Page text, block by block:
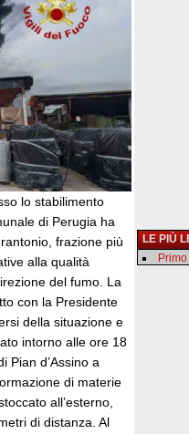
lo stabilimento
di Perugia ha
frazione più
alla qualità
del fumo. La
con la Presidente
della situazione e
intorno alle ore 18
Pian d’Assino a
di materie
all’esterno,
di distanza. Al
LE PIÙ